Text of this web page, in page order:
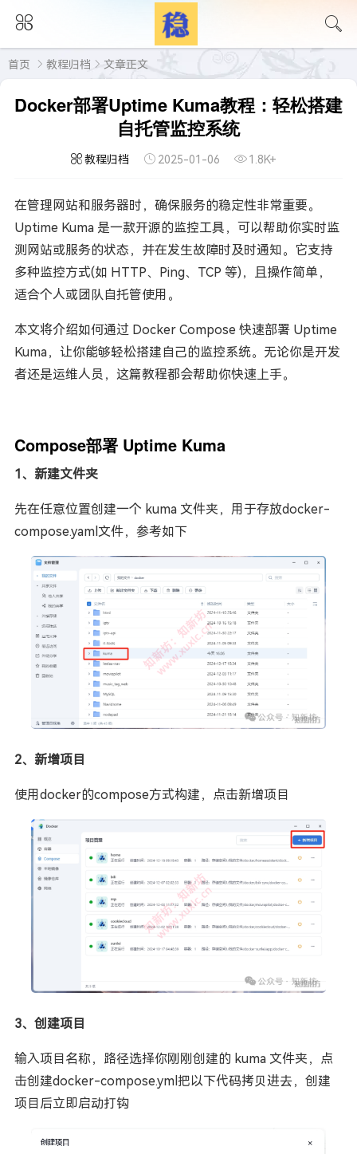
首页 教程归档 文章正文
Docker部署Uptime Kuma教程：轻松搭建
自托管监控系统
教程归档 2025-01-06 1.8K+
在管理网站和服务器时，确保服务的稳定性非常重要。
Uptime Kuma 是一款开源的监控工具，可以帮助你实时监
测网站或服务的状态，并在发生故障时及时通知。它支持
多种监控方式(如 HTTP、Ping、TCP 等)，且操作简单，
适合个人或团队自托管使用。
本文将介绍如何通过 Docker Compose 快速部署 Uptime
Kuma，让你能够轻松搭建自己的监控系统。无论你是开发
者还是运维人员，这篇教程都会帮助你快速上手。
Compose部署 Uptime Kuma
1、新建文件夹
先在任意位置创建一个 kuma 文件夹，用于存放docker-
compose.yaml文件，参考如下
2、新增项目
使用docker的compose方式构建，点击新增项目
3、创建项目
输入项目名称，路径选择你刚刚创建的 kuma 文件夹，点
击创建docker-compose.yml把以下代码拷贝进去，创建
项目后立即启动打钩